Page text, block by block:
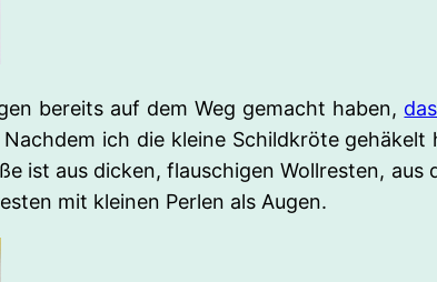
bereits auf dem Weg gemacht haben,
ich die kleine Schildkröte gehäkelt
ist aus dicken, flauschigen Wollresten, aus
mit kleinen Perlen als Augen.